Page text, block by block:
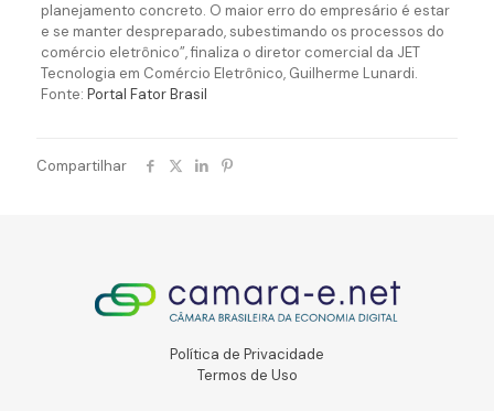
planejamento concreto. O maior erro do empresário é estar
e se manter despreparado, subestimando os processos do
comércio eletrônico”, finaliza o diretor comercial da JET
Tecnologia em Comércio Eletrônico, Guilherme Lunardi.
Fonte: Portal Fator Brasil
Compartilhar
Política de Privacidade
Termos de Uso